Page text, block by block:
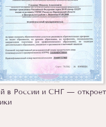
в России и СНГ — откроет